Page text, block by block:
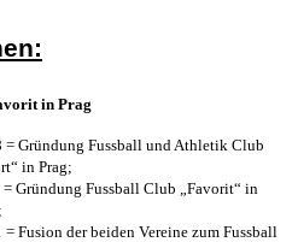
in Prag
= Gründung Fussball und Athletik Club
in Prag;
= Gründung Fussball Club „Favorit“ in
= Fusion der beiden Vereine zum Fussball